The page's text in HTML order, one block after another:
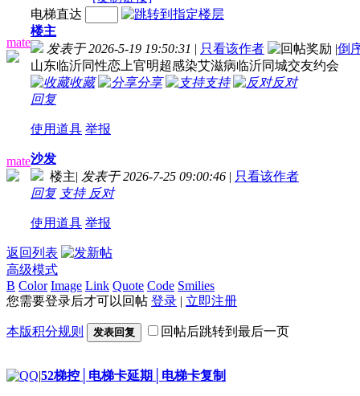
mate
电梯直达
楼主
发表于 2026-5-19 19:50:31 | 只看该作者 |倒
山东临沂同性恋上官明超感染艾滋病临沂同城交友约会
收藏
分享 支持
反对
回复
使用道具 举报
mate沙发
楼主| 发表于 2026-7-25 09:00:46 | 只看该作者
回复 支持 反对
使用道具 举报
返回列表
高级模式
B Color Image Link Quote Code Smilies
您需要登录后才可以回帖 登录 | 立即注册
本版积分规则 发表回复 回帖后跳转到最后一页
|52梯控│电梯卡延期│电梯卡复制